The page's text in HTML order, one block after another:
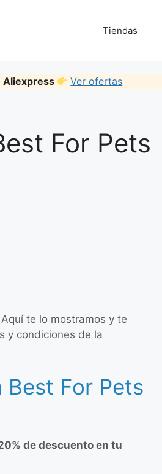
Tiendas
Aliexpress Ver ofertas
For Pets
te lo mostramos y te
y condiciones de la
Best For Pets
de descuento en tu